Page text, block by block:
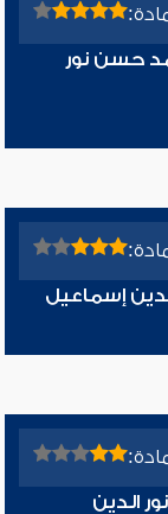
حسن نور
إسماعيل
الدين